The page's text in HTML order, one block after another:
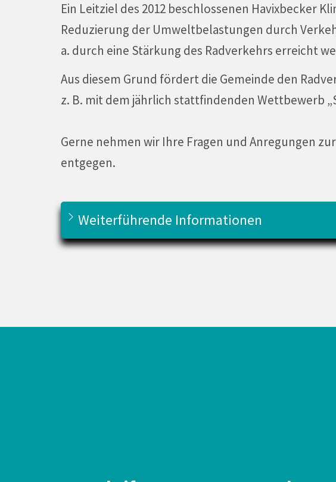
Ein Leitziel des 2012 beschlossenen Havixbecker
Reduzierung der Umweltbelastungen durch
a. durch eine Stärkung des Radverkehrs erreicht
Aus diesem Grund fördert die Gemeinde den
z. B. mit dem jährlich stattfindenden Wettbewerb
Gerne nehmen wir Ihre Fragen und Anregungen
entgegen.
Weiterführende Informationen